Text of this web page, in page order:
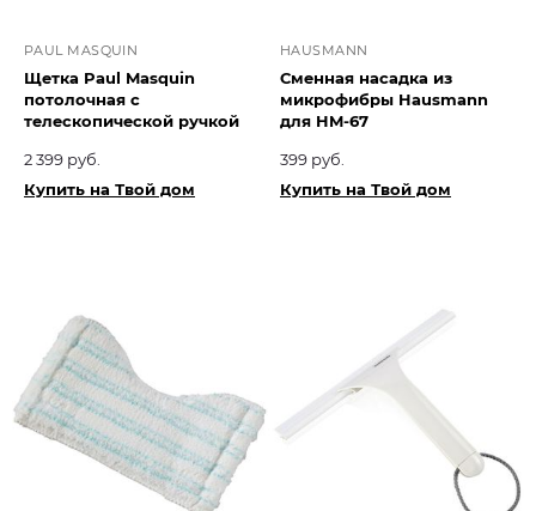
PAUL MASQUIN
Щетка Paul Masquin
потолочная с
телескопической ручкой
2 399 руб.
Купить на Твой дом
HAUSMANN
Сменная насадка из
микрофибры Hausmann
для HM-67
399 руб.
Купить на Твой дом